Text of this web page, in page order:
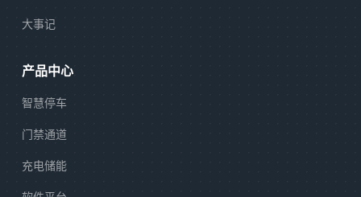
大事记
产品中心
智慧停车
门禁通道
充电储能